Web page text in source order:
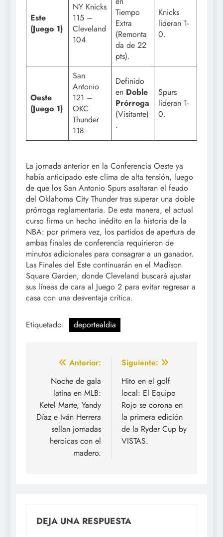
Este
(Juego 1)
NY Knicks
115 –
Cleveland
104
Tiempo
Extra
(Remonta
da de 22
pts).
Knicks
lideran 1-
0.
Oeste
(Juego 1)
San
Antonio
121 –
OKC
Thunder
118
Definido
en Doble
Prórroga
(Visitante)
.
Spurs
lideran 1-
0.
La jornada anterior en la Conferencia Oeste ya
había anticipado este clima de alta tensión, luego
de que los San Antonio Spurs asaltaran el feudo
del Oklahoma City Thunder tras superar una doble
prórroga reglamentaria. De esta manera, el actual
curso firma un hecho inédito en la historia de la
NBA: por primera vez, los partidos de apertura de
ambas finales de conferencia requirieron de
minutos adicionales para consagrar a un ganador.
Las Finales del Este continuarán en el Madison
Square Garden, donde Cleveland buscará ajustar
sus líneas de cara al Juego 2 para evitar regresar a
casa con una desventaja crítica.
Etiquetado: deportealdia
Navegación
entradas
Anterior:
Noche de gala
latina en MLB:
Ketel Marte, Yandy
Díaz e Iván Herrera
sellan jornadas
heroicas con el
madero.
Siguiente:
Hito en el golf
local: El Equipo
Rojo se corona en
la primera edición
de la Ryder Cup by
VISTAS.
DEJA UNA RESPUESTA